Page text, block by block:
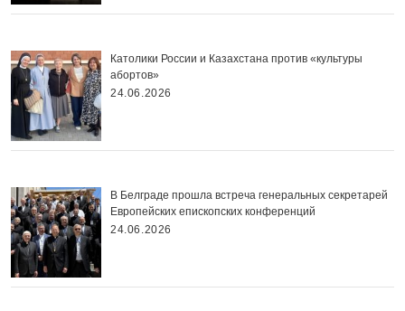
Католики России и Казахстана против «культуры
абортов»
24.06.2026
В Белграде прошла встреча генеральных секретарей
Европейских епископских конференций
24.06.2026